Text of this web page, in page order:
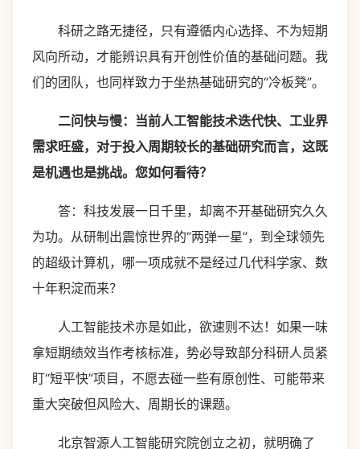
科研之路无捷径，只有遵循内心选择、不为短期
风向所动，才能辨识具有开创性价值的基础问题。我
们的团队，也同样致力于坐热基础研究的“冷板凳”。
二问快与慢：当前人工智能技术迭代快、工业界
需求旺盛，对于投入周期较长的基础研究而言，这既
是机遇也是挑战。您如何看待？
答：科技发展一日千里，却离不开基础研究久久
为功。从研制出震惊世界的“两弹一星”，到全球领先
的超级计算机，哪一项成就不是经过几代科学家、数
十年积淀而来？
人工智能技术亦是如此，欲速则不达！如果一味
拿短期绩效当作考核标准，势必导致部分科研人员紧
盯“短平快”项目，不愿去碰一些有原创性、可能带来
重大突破但风险大、周期长的课题。
北京智源人工智能研究院创立之初，就明确了